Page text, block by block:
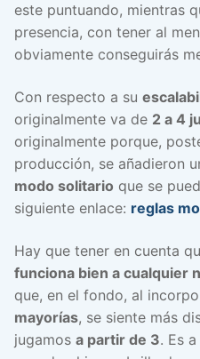
este puntuando, mientras
presencia, con tener al
obviamente conseguirás
Con respecto a su
originalmente va de 2 a 4
originalmente porque,
producción, se añadieron
modo solitario que se
siguiente enlace: reglas
Hay que tener en cuenta
funciona bien a cualquier
que, en el fondo, al
mayorías, se siente más
jugamos a partir de 3. Es